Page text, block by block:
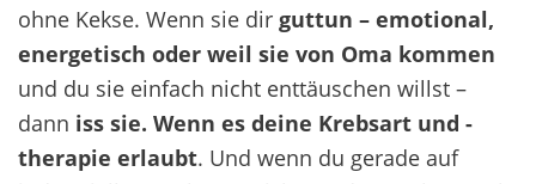
ohne Kekse. Wenn sie dir guttun – emotional,
energetisch oder weil sie von Oma kommen
und du sie einfach nicht enttäuschen willst –
dann iss sie. Wenn es deine Krebsart und -
therapie erlaubt. Und wenn du gerade auf